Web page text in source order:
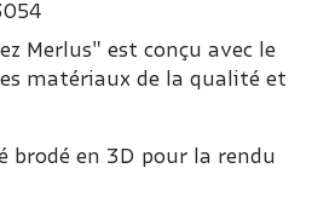
Merlus" est conçu avec le
matériaux de la qualité et
brodé en 3D pour la rendu